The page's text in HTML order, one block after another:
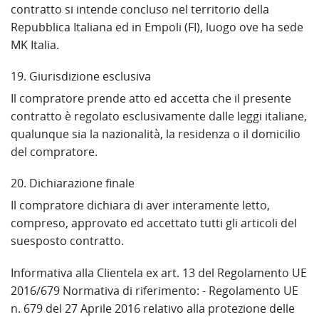
contratto si intende concluso nel territorio della
Repubblica Italiana ed in Empoli (FI), luogo ove ha sede
MK Italia.
19. Giurisdizione esclusiva
Il compratore prende atto ed accetta che il presente
contratto è regolato esclusivamente dalle leggi italiane,
qualunque sia la nazionalità, la residenza o il domicilio
del compratore.
20. Dichiarazione finale
Il compratore dichiara di aver interamente letto,
compreso, approvato ed accettato tutti gli articoli del
suesposto contratto.
Informativa alla Clientela ex art. 13 del Regolamento UE
2016/679 Normativa di riferimento: - Regolamento UE
n. 679 del 27 Aprile 2016 relativo alla protezione delle